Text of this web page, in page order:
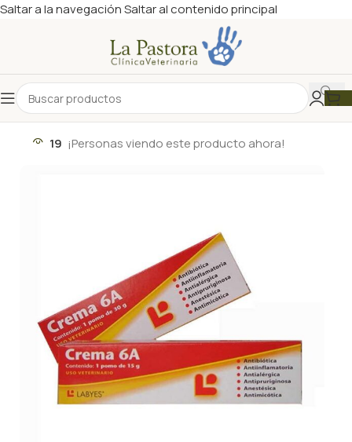
Saltar a la navegaciónSaltar al contenido principal
19 ¡Personas viendo este producto ahora!